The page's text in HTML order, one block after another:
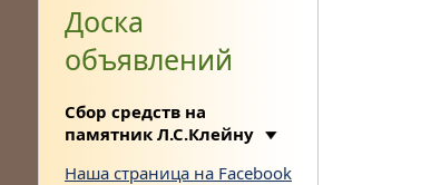
Доска
объявлений
Сбор средств на
памятник Л.С.Клейну
Наша страница на Facebook